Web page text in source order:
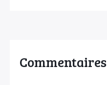
Commentaires